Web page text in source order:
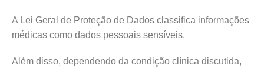
A Lei Geral de Proteção de Dados classifica informações
médicas como dados pessoais sensíveis.
Além disso, dependendo da condição clínica discutida,